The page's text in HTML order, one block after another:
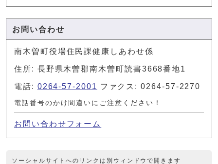
お問い合わせ
南木曽町役場住民課健康しあわせ係
住所: 長野県木曽郡南木曽町読書3668番地1
電話: 0264-57-2001 ファクス: 0264-57-2270
電話番号のかけ間違いにご注意ください！
お問い合わせフォーム
ソーシャルサイトへのリンクは別ウィンドウで開きます